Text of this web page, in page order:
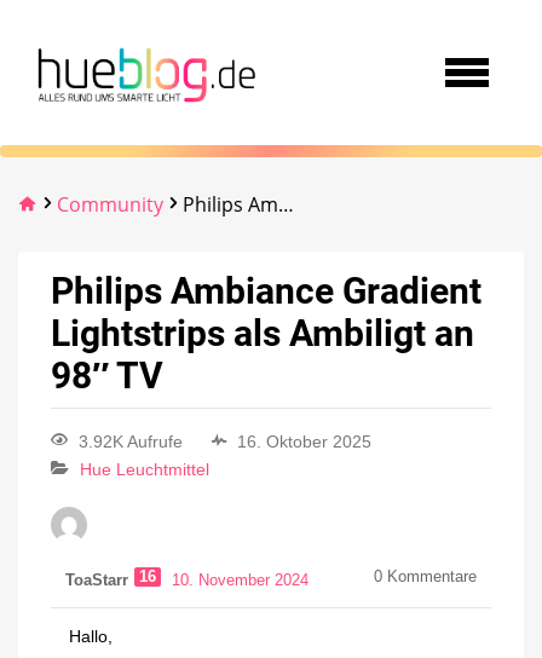
Community Philips Ambiance Gradient Lightstrips als Ambiligt an 98″ TV
Philips Ambiance Gradient
Lightstrips als Ambiligt an
98″ TV
3.92K Aufrufe
16. Oktober 2025
Hue Leuchtmittel
ToaStarr 16 10. November 2024 0 Kommentare
Hallo,